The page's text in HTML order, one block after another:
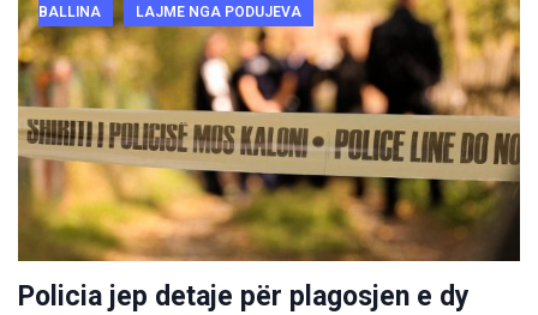
BALLINA LAJME NGA PODUJEVA
Policia jep detaje për plagosjen e dy